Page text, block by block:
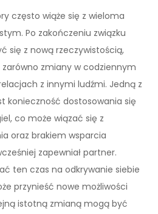
często wiąże się z wieloma
Po zakończeniu związku
się z nową rzeczywistością,
zmiany w codziennym
z innymi ludźmi. Jedną z
konieczność dostosowania się
co może wiązać się z
oraz brakiem wsparcia
zapewniał partner.
ten czas na odkrywanie siebie
przynieść nowe możliwości
istotną zmianą mogą być